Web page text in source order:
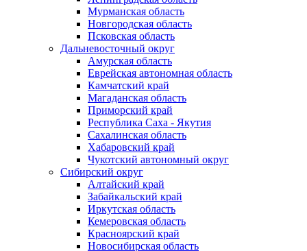
Мурманская область
Новгородская область
Псковская область
Дальневосточный округ
Амурская область
Еврейская автономная область
Камчатский край
Магаданская область
Приморский край
Республика Саха - Якутия
Сахалинская область
Хабаровский край
Чукотский автономный округ
Сибирский округ
Алтайский край
Забайкальский край
Иркутская область
Кемеровская область
Красноярский край
Новосибирская область